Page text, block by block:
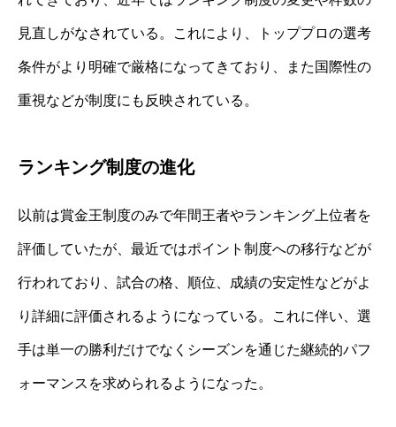
見直しがなされている。これにより、トッププロの選考
条件がより明確で厳格になってきており、また国際性の
重視などが制度にも反映されている。
ランキング制度の進化
以前は賞金王制度のみで年間王者やランキング上位者を
評価していたが、最近ではポイント制度への移行などが
行われており、試合の格、順位、成績の安定性などがよ
り詳細に評価されるようになっている。これに伴い、選
手は単一の勝利だけでなくシーズンを通じた継続的パフ
ォーマンスを求められるようになった。